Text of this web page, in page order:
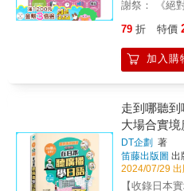
棚，成為您
囊：關鍵字
供超精簡說
用最少時間
生活化例句
腦。 例句精
彙，同步增
高效實戰：
實戰遊戲！
選擇題和句
場回想練習
行きます。
を 書いて
クの 大学
第15課 道
書按6大階
用 以日常生
檢N5-N3範
分別運用
道 （名
（名） 衣
課安排3～4
在短期學會
是，根據人
按照本書的
短的期間内
學日語，會
過程上。◆本
從最有必要
時，自然會
「我肚子餓
「麻煩你」
什麼課啊」
謝祭： 《絕
撼上市！一
升！ 考卷上的每個字都懂，但合起來怎麼就摸
不著頭緒？
您的學習充滿動力！ 還在用
法應付日常
讓您看得一
憶文法，一遇到相
有效的學習
能成為日語達人！ 每天只需10分
79 折 特價
加入購
走到哪聽
大場合實
(附QR
DT企劃 著
笛藤出版圖 出
2024/07/29 出
【收錄日本